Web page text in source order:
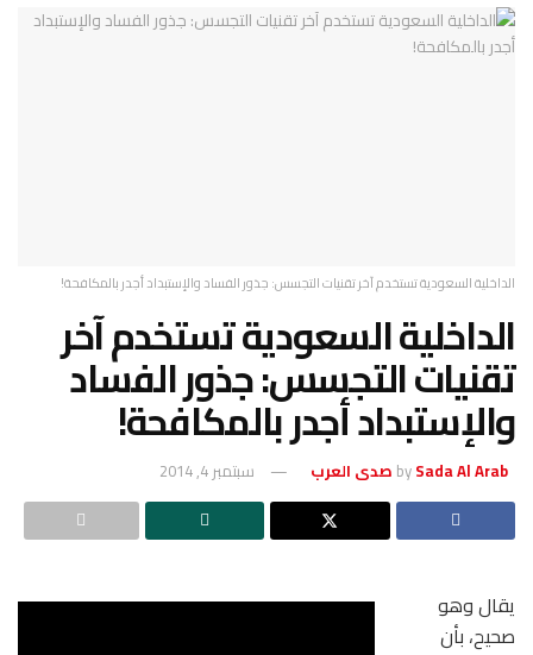
الداخلية السعودية تستخدم آخر تقنيات التجسس: جذور الفساد والإستبداد أجدر بالمكافحة!
الداخلية السعودية تستخدم آخر
تقنيات التجسس: جذور الفساد
والإستبداد أجدر بالمكافحة!
bySada Al Arab صدى العرب سبتمبر 4, 2014
يقال وهو
صحيح، بأن